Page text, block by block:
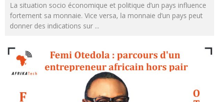
La situation socio économique et politique d’un pays influence
fortement sa monnaie. Vice versa, la monnaie d’un pays peut
donner des indications sur ...